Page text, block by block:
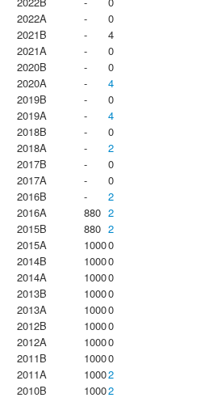
2022A
-
0
2021B
-
4
2021A
-
0
2020B
-
0
2020A
-
4
2019B
-
0
2019A
-
4
2018B
-
0
2018A
-
2
2017B
-
0
2017A
-
0
2016B
-
2
2016A
880 2
2015B
880 2
2015A
10000
2014B
10000
2014A
10000
2013B
10000
2013A
10000
2012B
10000
2012A
10000
2011B
10000
2011A
10002
2010B
10002